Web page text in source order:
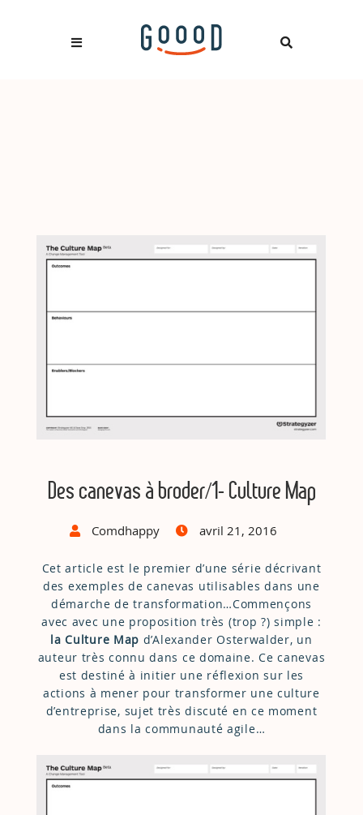
Des canevas à broder/1- Culture Map
Comdhappy avril 21, 2016
Cet article est le premier d’une série décrivant
des exemples de canevas utilisables dans une
démarche de transformation…Commençons
avec avec une proposition très (trop ?) simple :
la Culture Map d’Alexander Osterwalder, un
auteur très connu dans ce domaine. Ce canevas
est destiné à initier une réflexion sur les
actions à mener pour transformer une culture
d’entreprise, sujet très discuté en ce moment
dans la communauté agile…